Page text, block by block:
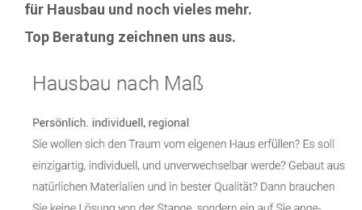
für Hausbau und noch vieles mehr.
Top Beratung zeichnen uns aus.